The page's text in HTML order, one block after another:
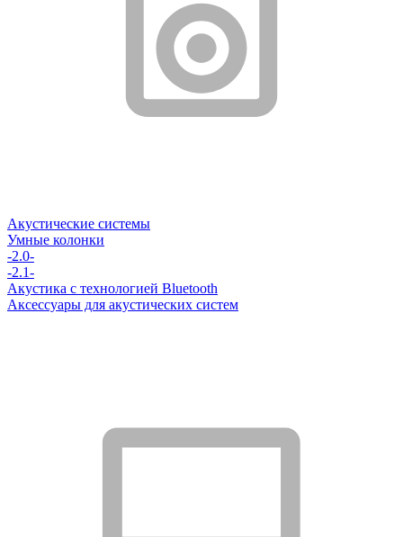
Акустические системы
Умные колонки
-2.0-
-2.1-
Акустика с технологией Bluetooth
Аксессуары для акустических систем